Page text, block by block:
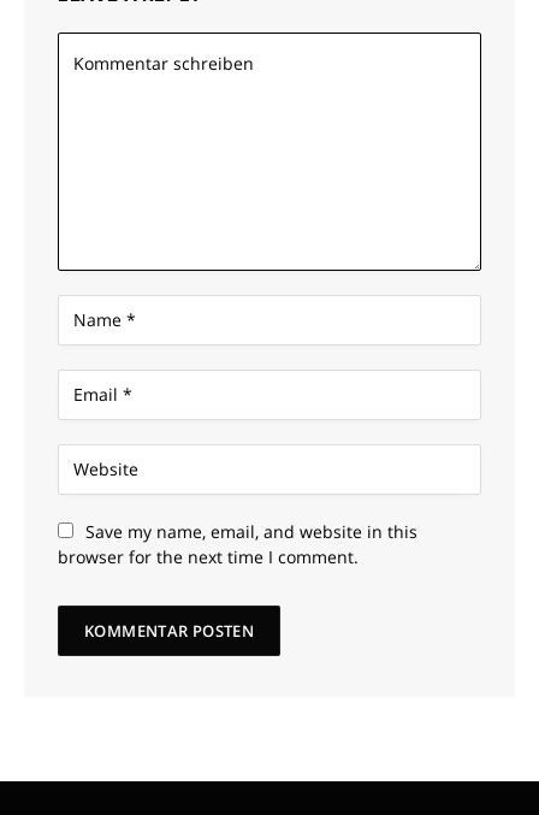
Save my name, email, and website in this
browser for the next time I comment.